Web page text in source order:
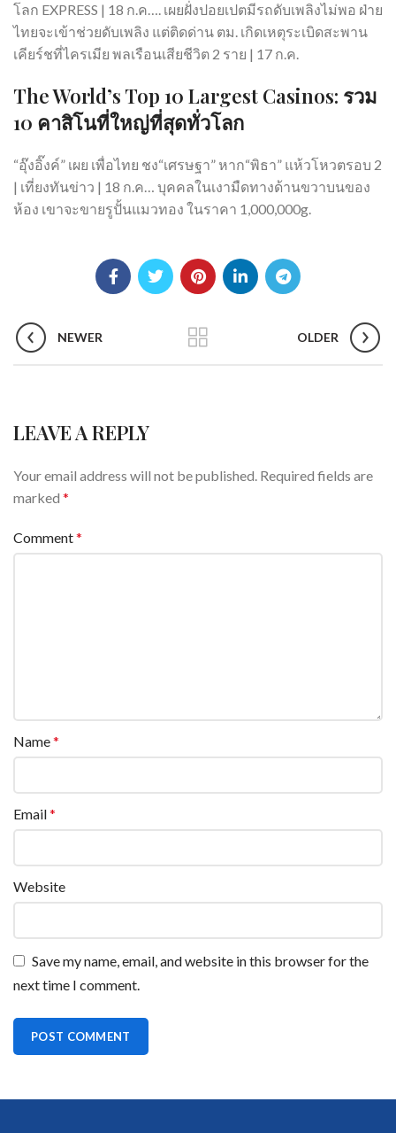
โลก EXPRESS | 18 ก.ค…. เผยฝั่งปอยเปตมีรถดับเพลิงไม่พอ ฝ่าย
ไทยจะเข้าช่วยดับเพลิง แต่ติดด่าน ตม. เกิดเหตุระเบิดสะพาน
เคียร์ชที่ไครเมีย พลเรือนเสียชีวิต 2 ราย | 17 ก.ค.
The World’s Top 10 Largest Casinos: รวม
10 คาสิโนที่ใหญ่ที่สุดทั่วโลก
“อุ๊งอิ๊งค์” เผย เพื่อไทย ชง“เศรษฐา” หาก“พิธา” แห้วโหวตรอบ 2
| เที่ยงทันข่าว | 18 ก.ค… บุคคลในเงามืดทางด้านขวาบนของ
ห้อง เขาจะขายรูปั้นแมวทอง ในราคา 1,000,000g.
NEWER OLDER
LEAVE A REPLY
Your email address will not be published. Required fields are
marked *
Comment*
Name*
Email*
Website
Save my name, email, and website in this browser for the
next time I comment.